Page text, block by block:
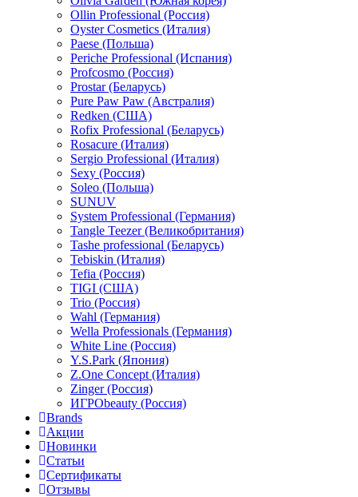
Ollin Professional (Россия)
Oyster Cosmetics (Италия)
Paese (Польша)
Periche Professional (Испания)
Profcosmo (Россия)
Prostar (Беларусь)
Pure Paw Paw (Австралия)
Redken (США)
Rofix Professional (Беларусь)
Rosacure (Италия)
Sergio Professional (Италия)
Sexy (Россия)
Soleo (Польша)
SUNUV
System Professional (Германия)
Tangle Teezer (Великобритания)
Tashe professional (Беларусь)
Tebiskin (Италия)
Tefia (Россия)
TIGI (США)
Trio (Россия)
Wahl (Германия)
Wella Professionals (Германия)
White Line (Россия)
Y.S.Park (Япония)
Z.One Concept (Италия)
Zinger (Россия)
ИГРОbeauty (Россия)
Brands
Акции
Новинки
Статьи
Сертификаты
Отзывы